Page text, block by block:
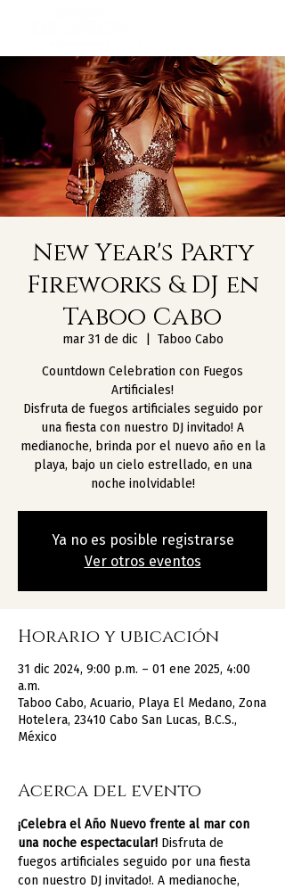
New Year's Party
Fireworks & DJ en
Taboo Cabo
mar 31 de dic Taboo Cabo
Countdown Celebration con Fuegos
Artificiales!
Disfruta de fuegos artificiales seguido por
una fiesta con nuestro DJ invitado! A
medianoche, brinda por el nuevo año en la
playa, bajo un cielo estrellado, en una
noche inolvidable!
Ya no es posible registrarse
Ver otros eventos
Horario y ubicación
31 dic 2024, 9:00 p.m. – 01 ene 2025, 4:00
a.m.
Taboo Cabo, Acuario, Playa El Medano, Zona
Hotelera, 23410 Cabo San Lucas, B.C.S.,
México
Acerca del evento
¡Celebra el Año Nuevo frente al mar con
una noche espectacular! Disfruta de
fuegos artificiales seguido por una fiesta
con nuestro DJ invitado!. A medianoche,